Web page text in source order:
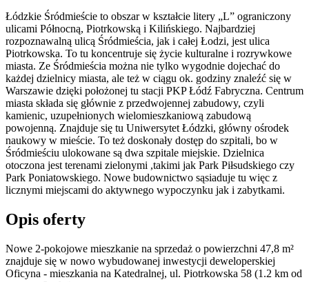
Łódzkie Śródmieście to obszar w kształcie litery „L” ograniczony
ulicami Północną, Piotrkowską i Kilińskiego. Najbardziej
rozpoznawalną ulicą Śródmieścia, jak i całej Łodzi, jest ulica
Piotrkowska. To tu koncentruje się życie kulturalne i rozrywkowe
miasta. Ze Śródmieścia można nie tylko wygodnie dojechać do
każdej dzielnicy miasta, ale też w ciągu ok. godziny znaleźć się w
Warszawie dzięki położonej tu stacji PKP Łódź Fabryczna. Centrum
miasta składa się głównie z przedwojennej zabudowy, czyli
kamienic, uzupełnionych wielomieszkaniową zabudową
powojenną. Znajduje się tu Uniwersytet Łódzki, główny ośrodek
naukowy w mieście. To też doskonały dostęp do szpitali, bo w
Śródmieściu ulokowane są dwa szpitale miejskie. Dzielnica
otoczona jest terenami zielonymi ,takimi jak Park Piłsudskiego czy
Park Poniatowskiego. Nowe budownictwo sąsiaduje tu więc z
licznymi miejscami do aktywnego wypoczynku jak i zabytkami.
Opis oferty
Nowe 2-pokojowe mieszkanie na sprzedaż o powierzchni 47,8 m²
znajduje się w nowo wybudowanej inwestycji deweloperskiej
Oficyna - mieszkania na Katedralnej, ul. Piotrkowska 58 (1.2 km od